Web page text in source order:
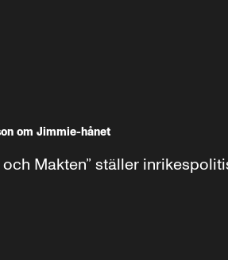
om Jimmie-hånet
och Makten” ställer